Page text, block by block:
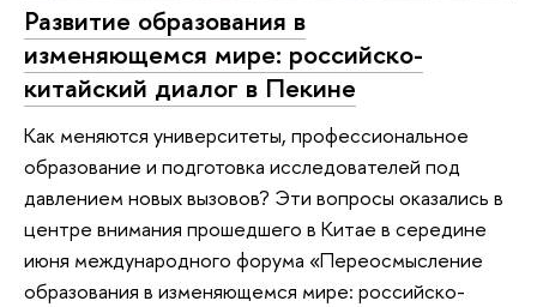
Развитие образования в
изменяющемся мире: российско-
китайский диалог в Пекине
Как меняются университеты, профессиональное
образование и подготовка исследователей под
давлением новых вызовов? Эти вопросы оказались в
центре внимания прошедшего в Китае в середине
июня международного форума «Переосмысление
образования в изменяющемся мире: российско-